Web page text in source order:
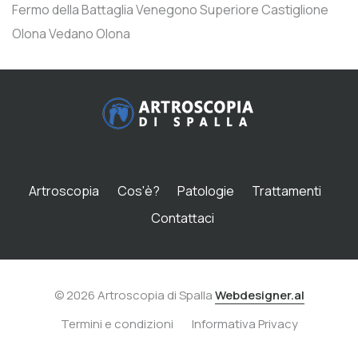
Fermo della BattagliaVenegono Superiore Castiglione
OlonaVedano Olona
Artroscopia Cos'è? Patologie
Trattamenti
Contattaci
© 2026 Artroscopia di SpallaWebdesigner.al
Termini e condizioni
Informativa Privacy